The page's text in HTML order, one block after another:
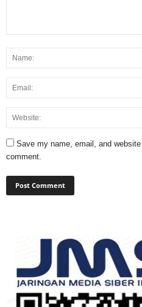
Save my name, email, and
comment.